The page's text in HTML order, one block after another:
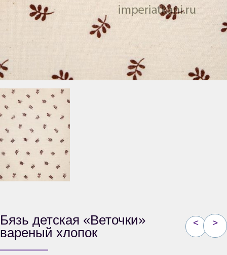
< >
Бязь детская «Веточки»
вареный хлопок